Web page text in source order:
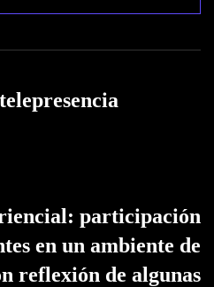
participación
en un ambiente de
reflexión de algunas